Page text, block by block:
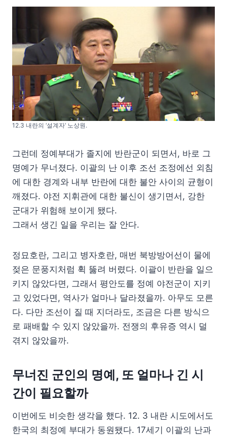
12.3 내란의 ‘설계자’ 노상원.
그런데 정예부대가 졸지에 반란군이 되면서, 바로 그
명예가 무너졌다. 이괄의 난 이후 조선 조정에선 외침
에 대한 경계와 내부 반란에 대한 불안 사이의 균형이
깨졌다. 야전 지휘관에 대한 불신이 생기면서, 강한
군대가 위험해 보이게 됐다.
그래서 생긴 일을 우리는 잘 안다.
정묘호란, 그리고 병자호란, 매번 북방방어선이 물에
젖은 문풍지처럼 휙 뚫려 버렸다. 이괄이 반란을 일으
키지 않았다면, 그래서 평안도를 정예 야전군이 지키
고 있었다면, 역사가 얼마나 달라졌을까. 아무도 모른
다. 다만 조선이 질 때 지더라도, 조금은 다른 방식으
로 패배할 수 있지 않았을까. 전쟁의 후유증 역시 덜
겪지 않았을까.
무너진 군인의 명예, 또 얼마나 긴 시
간이 필요할까
이번에도 비슷한 생각을 했다. 12. 3 내란 시도에서도
한국의 최정예 부대가 동원됐다. 17세기 이괄의 난과